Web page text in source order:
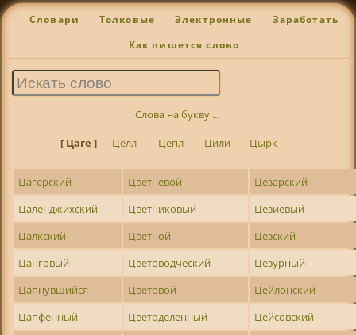
Словари Толковые Электронные Заработать
Как пишется слово
Слова на букву ...
[ Цаге ]- Целл - Цепл - Цили - Цырк -
Цагерский Цветневой
Цезарский
Цаленджихский
Цветниковый
Цезиевый
Цалкский
Цветной
Цезский
Цанговый
Цветоводческий
Цезурный
Цапнувшийся
Цветовой
Цейлонский
Цапфенный
Цветоделенный
Цейсовский